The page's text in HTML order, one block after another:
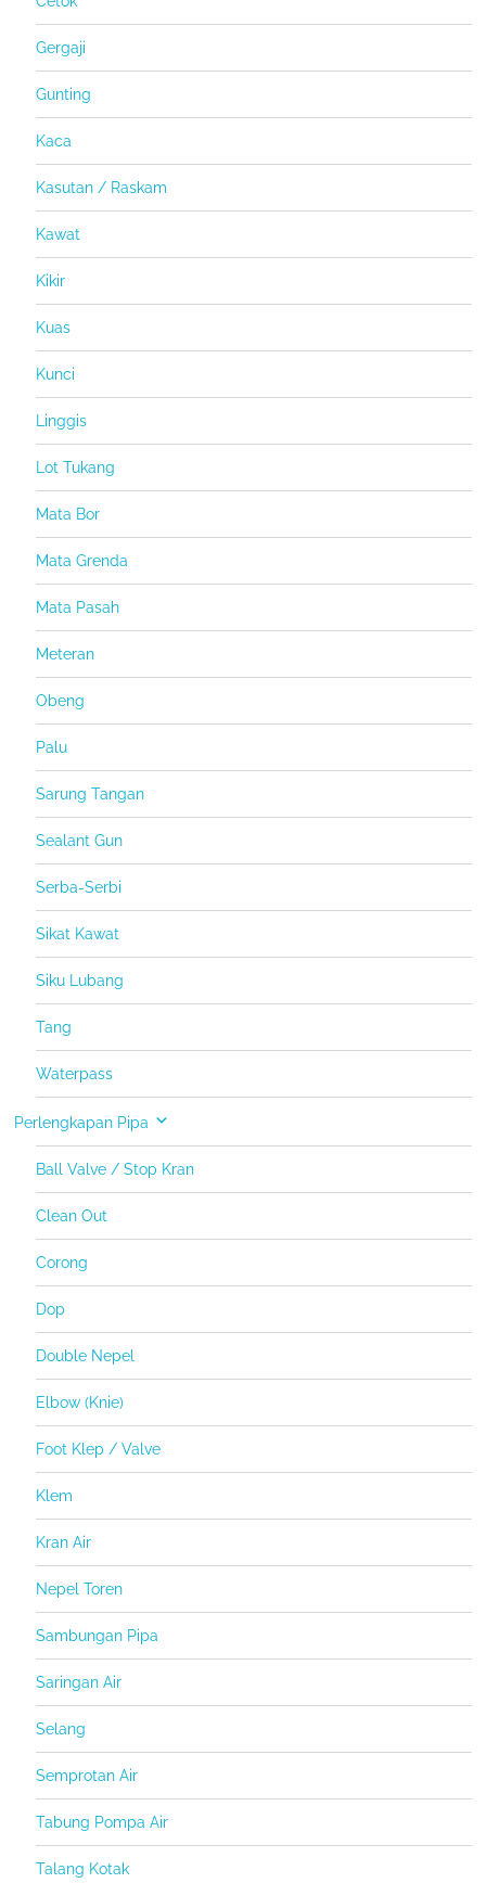
Gergaji
Gunting
Kaca
Kasutan / Raskam
Kawat
Kikir
Kuas
Kunci
Linggis
Lot Tukang
Mata Bor
Mata Grenda
Mata Pasah
Meteran
Obeng
Palu
Sarung Tangan
Sealant Gun
Serba-Serbi
Sikat Kawat
Siku Lubang
Tang
Waterpass
Perlengkapan Pipa
Ball Valve / Stop Kran
Clean Out
Corong
Dop
Double Nepel
Elbow (Knie)
Foot Klep / Valve
Klem
Kran Air
Nepel Toren
Sambungan Pipa
Saringan Air
Selang
Semprotan Air
Tabung Pompa Air
Talang Kotak